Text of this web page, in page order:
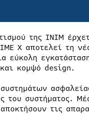
της ΙΝΙΜ
X αποτελεί τη
εύκολη
κομψό design.
του συστήματος.
τις